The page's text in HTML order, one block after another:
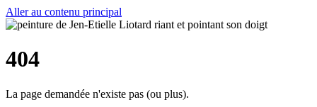
Aller au contenu principal
404
La page demandée n'existe pas (ou plus).